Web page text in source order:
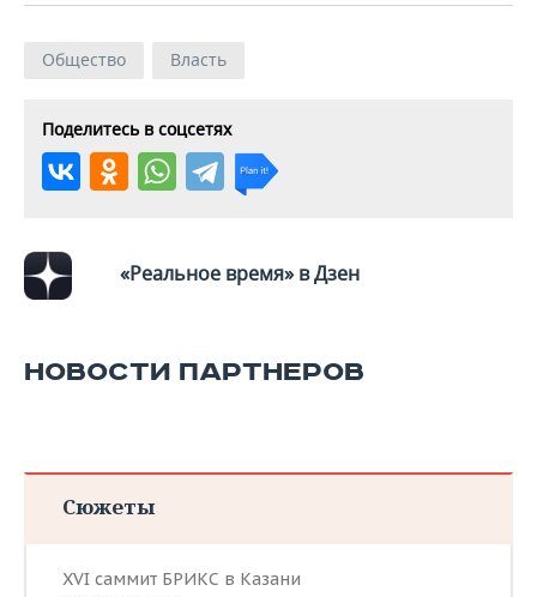
Общество Власть
Поделитесь в соцсетях
«Реальное время» в Дзен
НОВОСТИ ПАРТНЕРОВ
Сюжеты
XVI саммит БРИКС в Казани